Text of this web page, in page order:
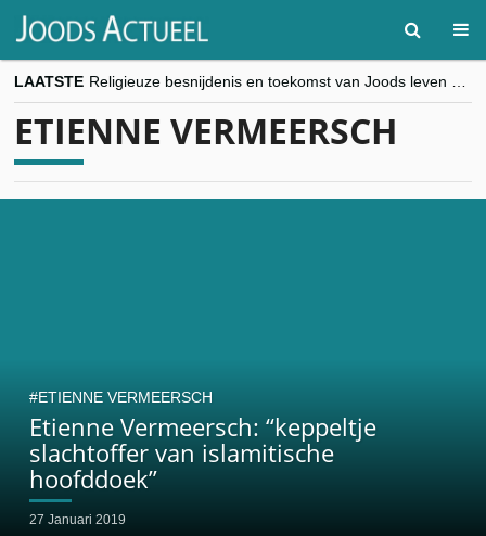
LAATSTE
“Besnijdenisdebat toont hoe moeilijk seculiere Westen minderheden begrijpt”, Jinnih Beels (Vooruit)
ETIENNE VERMEERSCH
Etienne Vermeersch: “keppeltje
slachtoffer van islamitische
hoofddoek”
27 Januari 2019
ETIENNE VERMEERSCH